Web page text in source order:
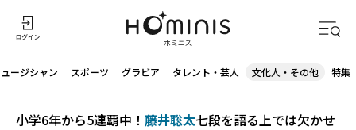
ージシャン スポーツ グラビア タレント・芸人 文化人・その他 特集
小学6年から5連覇中！ 藤井聡太七段を語る上では欠かせ